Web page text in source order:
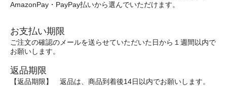
AmazonPay・PayPay払いから選んでいただけます。
お支払い期限
ご注文の確認のメールを送らせていただいた日から１週間以内で
お願いします。
返品期限
【返品期限】 返品は、商品到着後14日以内でお願いします。